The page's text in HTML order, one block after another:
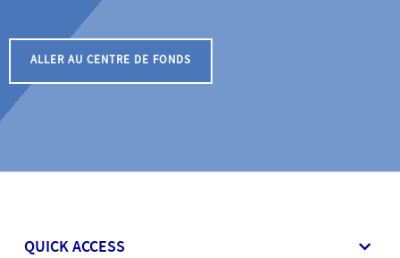
ALLER AU CENTRE DE FONDS
QUICK ACCESS